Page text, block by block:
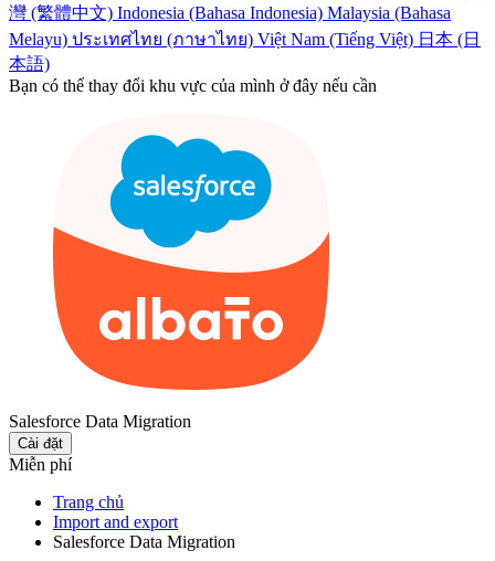
灣 (繁體中文) Indonesia (Bahasa Indonesia) Malaysia (Bahasa
Melayu) ประเทศไทย (ภาษาไทย) Việt Nam (Tiếng Việt) 日本 (日
本語)
Bạn có thể thay đổi khu vực của mình ở đây nếu cần
Salesforce Data Migration
Cài đặt
Miễn phí
Trang chủ
Import and export
Salesforce Data Migration